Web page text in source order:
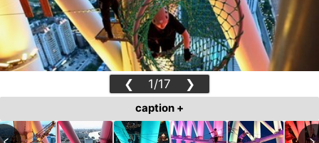
❮ 1/17 ❯
caption +